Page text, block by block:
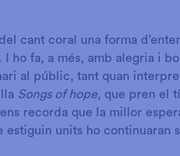
cant coral una forma
ho fa, a més, amb alegria i
al públic, tant quan
Songs of hope, que pren el
recorda que la millor
units ho continuaran